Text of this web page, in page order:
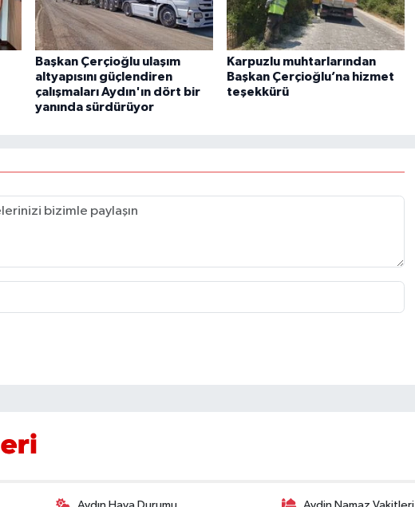
Başkan Çerçioğlu ulaşım
altyapısını güçlendiren
çalışmaları Aydın'ın dört bir
yanında sürdürüyor
Karpuzlu muhtarlarından
Başkan Çerçioğlu’na hizmet
teşekkürü
Aydın Hava Durumu Aydin Namaz Vakitleri